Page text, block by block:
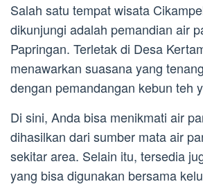
Salah satu tempat wisata
dikunjungi adalah pemandian air
Papringan. Terletak di Desa
menawarkan suasana yang
dengan pemandangan kebun teh
Di sini, Anda bisa menikmati air
dihasilkan dari sumber mata air
sekitar area. Selain itu, tersedia
yang bisa digunakan bersama